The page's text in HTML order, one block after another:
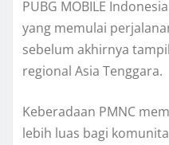
PUBG MOBILE
yang memulai
sebelum akhirnya
regional Asia Tenggara.
Keberadaan PMNC
lebih luas bagi